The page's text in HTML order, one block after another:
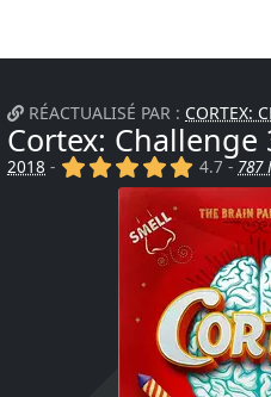
RÉACTUALISÉ PAR : CORTEX:
Cortex: Challenge
2018 - (x) (x) (x) (x) (x)
4.7 - 787